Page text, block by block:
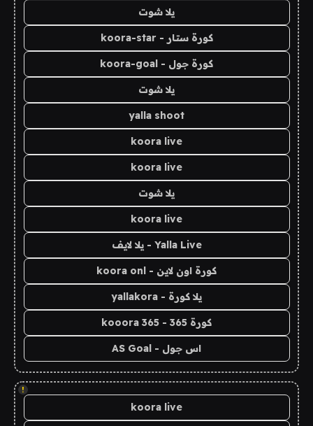
يلا شوت
كورة ستار - koora-star
كورة جول - koora-goal
يلا شوت
yalla shoot
koora live
koora live
يلا شوت
koora live
Yalla Live - يلا لايف
كورة اون لاين - koora onl
يلا كورة - yallakora
كورة 365 - kooora 365
اس جول - AS Goal
!
koora live